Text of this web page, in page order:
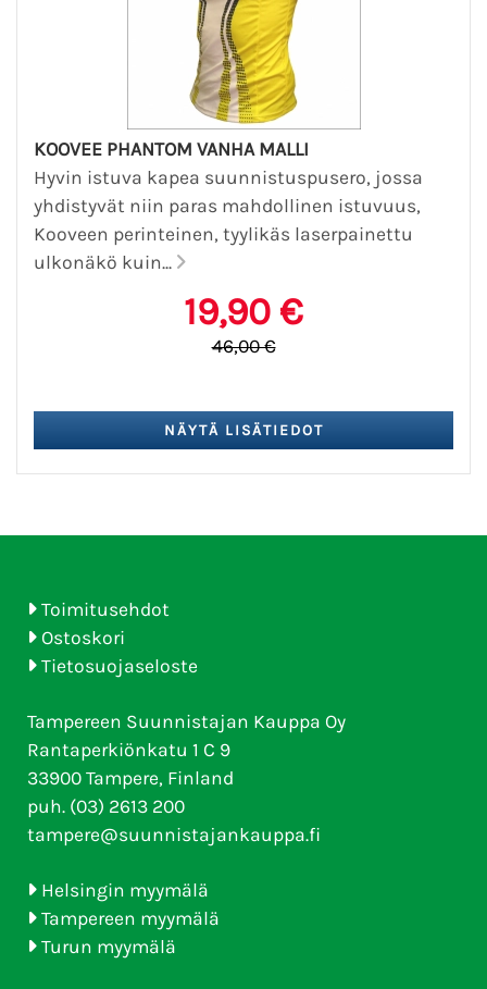
KOOVEE PHANTOM VANHA MALLI
Hyvin istuva kapea suunnistuspusero, jossa
yhdistyvät niin paras mahdollinen istuvuus,
Kooveen perinteinen, tyylikäs laserpainettu
ulkonäkö kuin...
19,90 €
46,00 €
Toimitusehdot
Ostoskori
Tietosuojaseloste
Tampereen Suunnistajan Kauppa Oy
Rantaperkiönkatu 1 C 9
33900 Tampere, Finland
puh. (03) 2613 200
tampere@suunnistajankauppa.fi
Helsingin myymälä
Tampereen myymälä
Turun myymälä